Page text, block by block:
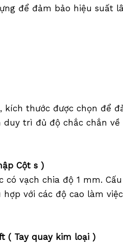
để đảm bảo hiệu suất
, kích thước được chọn để
trì đủ độ chắc chắn
Cột s )
có vạch chia độ 1 mm.
với các độ cao làm
( Tay quay kim loại )